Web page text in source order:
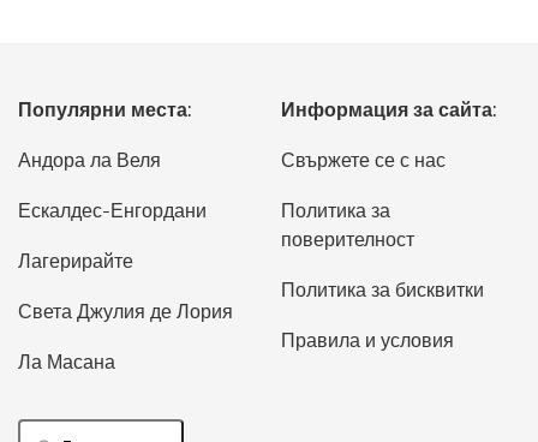
Популярни места:
Андора ла Веля
Ескалдес-Енгордани
Лагерирайте
Света Джулия де Лория
Ла Масана
Информация за сайта:
Свържете се с нас
Политика за
поверителност
Политика за бисквитки
Правила и условия